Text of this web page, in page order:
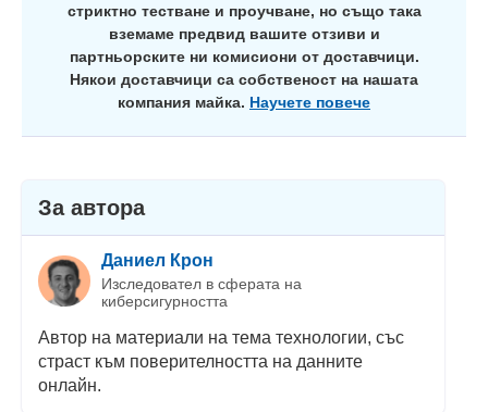
стриктно тестване и проучване, но също така
вземаме предвид вашите отзиви и
партньорските ни комисиони от доставчици.
Някои доставчици са собственост на нашата
компания майка. Научете повече
За автора
Даниел Крон
Изследовател в сферата на
киберсигурността
Автор на материали на тема технологии, със
страст към поверителността на данните
онлайн.